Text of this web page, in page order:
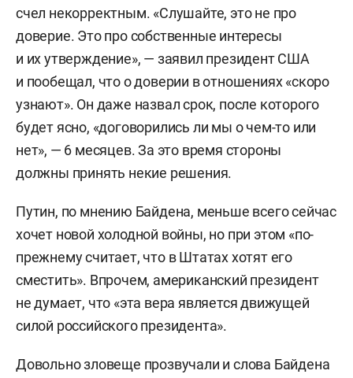
счел некорректным. «Слушайте, это не про
доверие. Это про собственные интересы
и их утверждение», — заявил президент США
и пообещал, что о доверии в отношениях «скоро
узнают». Он даже назвал срок, после которого
будет ясно, «договорились ли мы о чем-то или
нет», — 6 месяцев. За это время стороны
должны принять некие решения.
Путин, по мнению Байдена, меньше всего сейчас
хочет новой холодной войны, но при этом «по-
прежнему считает, что в Штатах хотят его
сместить». Впрочем, американский президент
не думает, что «эта вера является движущей
силой российского президента».
Довольно зловеще прозвучали и слова Байдена